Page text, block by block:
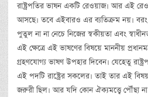
রাষ্ট্রপতির ভাষন একটি রেওয়াজ। আর এই
আসছে। তবে এইবারও এর ব্যতিক্রম নয়। বরং
পুতুল না না নেচে নিজের স্বকীয়তা এবং
এই ক্ষেত্রে এই ভাষণের বিষয়ে মাননীয়
গ্রহণযোগ্য ভাষণ উপহার দিবেন। যেহেতু
এই পদটি রাষ্ট্রের সকলের। তাই তার এই
জরুরী ছিল। আর যদি কোন ঐক্যমত্ত্বে পৌঁছা